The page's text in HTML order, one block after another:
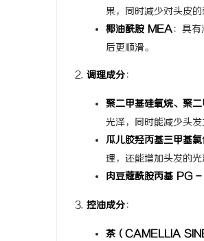
果，同时减少对头皮的
椰油酰胺 MEA：具
后更顺滑。
调理成分：
聚二甲基硅氧烷、聚
光泽，同时能减少头发
瓜儿胶羟丙基三甲基
理，还能增加头发的光
肉豆蔻酰胺丙基 PG -
控油成分：
茶（CAMELLIA